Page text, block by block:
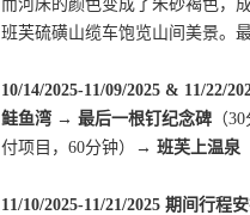
而河床的颜色变成了朱砂褐色，
班芙硫磺山缆车饱览山间美景。
10/14/2025-11/09/2025 & 11/22/
鲑鱼湾 → 最后一根钉纪念碑 （
付项目，60分钟）→ 班芙上温泉
11/10/2025-11/21/2025 期间行程